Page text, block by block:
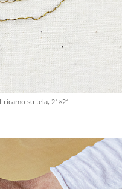
su tela, 21×21